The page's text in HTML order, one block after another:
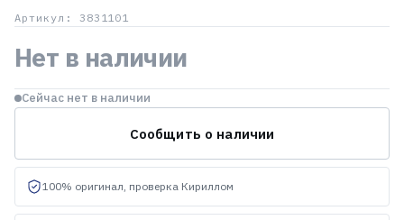
Артикул: 3831101
Нет в наличии
Сейчас нет в наличии
Сообщить о наличии
100% оригинал, проверка Кириллом